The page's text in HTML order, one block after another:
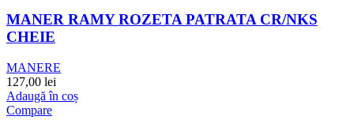
MANER RAMY ROZETA PATRATA CR/NKS
CHEIE
MANERE
127,00 lei
Adaugă în coș
Compare